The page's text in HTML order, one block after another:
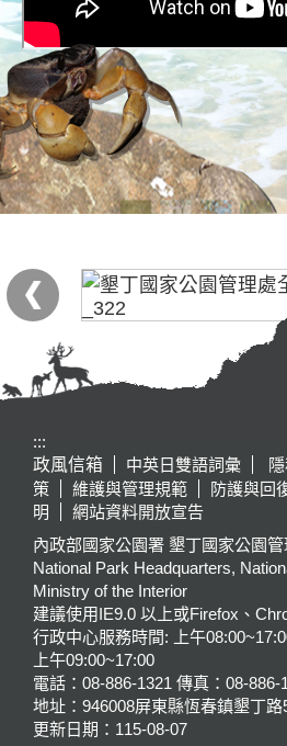
:::
政風信箱
中英日雙語詞彙
策
維護與管理規範 防護與回
明
網站資料開放宣告
內政部國家公園署 墾丁國家公園
National Park Headquarters,
Ministry of the Interior
建議使用IE9.0 以上或Firefox、
行政中心服務時間: 上午
上午09:00~17:00
電話：08-886-1321 傳真：08-886-
地址：946008屏東縣恆春鎮墾丁路
更新日期： 115-08-07